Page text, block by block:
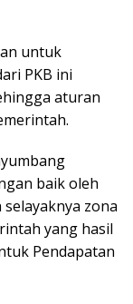
untuk
PKB ini
aturan
baik oleh
zona
yang hasil
Pendapatan